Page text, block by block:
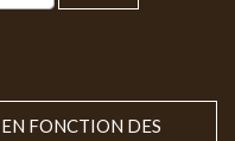
FONCTION DES